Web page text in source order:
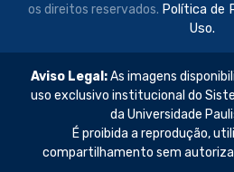
os direitos reservados. Política de
Uso.
Aviso Legal:As imagens
uso exclusivo institucional do
da Universidade
É proibida a reprodução,
compartilhamento sem